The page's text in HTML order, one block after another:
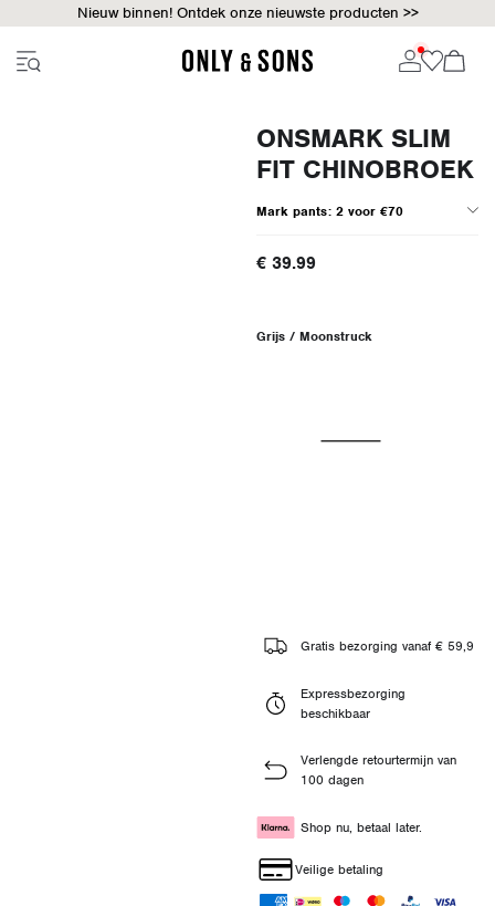
Nieuw binnen! Ontdek onze nieuwste producten >>
ONSMARK SLIM
FIT CHINOBROEK
Mark pants: 2 voor €70
€ 39.99
Grijs / Moonstruck
Gratis bezorging vanaf € 59,9
Expressbezorging
beschikbaar
Verlengde retourtermijn van
100 dagen
Shop nu, betaal later.
Veilige betaling